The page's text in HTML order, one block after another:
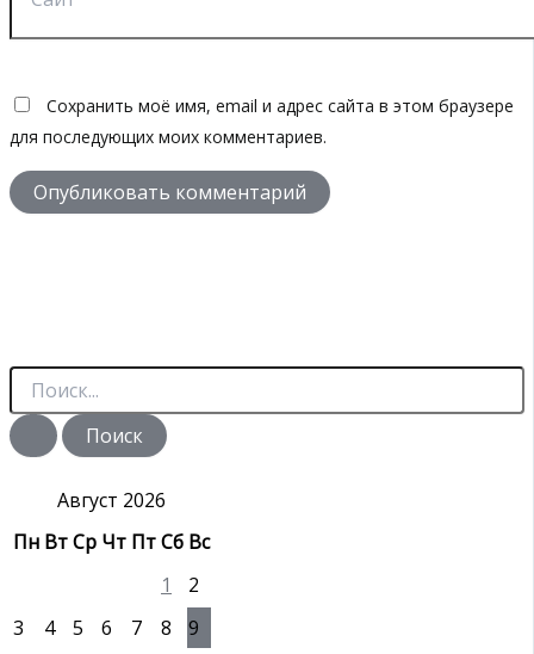
Сохранить моё имя, email и адрес сайта в этом браузере
для последующих моих комментариев.
П
и
с
Август 2026
Пн ВтСр Чт ПтСб Вс
1
2
3
4 5 6 7 8
9